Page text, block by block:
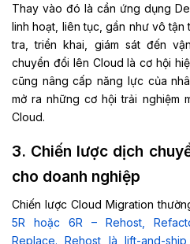
Thay vào đó là cần ứng dụng
linh hoạt, liên tục, gần như vô tận
tra, triển khai, giám sát đến
chuyển đổi lên Cloud là cơ hội
cũng nâng cấp năng lực của
mở ra những cơ hội trải nghiệm
Cloud.
3. Chiến lược dịch
cho doanh nghiệp
Chiến lược Cloud Migration
5R hoặc 6R – Rehost,
Replace. Rehost là lift-and-